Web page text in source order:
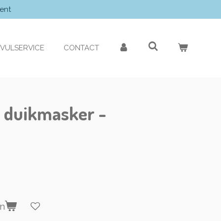
VULSERVICE CONTACT
duikmasker -